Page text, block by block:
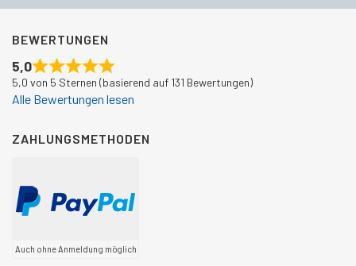
BEWERTUNGEN
5,0
5,0 von 5 Sternen (basierend auf 131 Bewertungen)
Alle Bewertungen lesen
ZAHLUNGSMETHODEN
Auch ohne Anmeldung möglich